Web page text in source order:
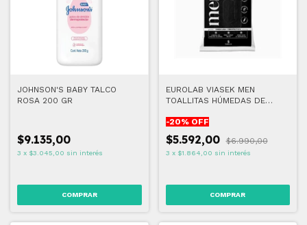
JOHNSON'S BABY TALCO
ROSA 200 GR
$9.135,00
3 x $3.045,00 sin interés
EUROLAB VIASEK MEN
TOALLITAS HÚMEDAS DE
-20% OFF
$5.592,00 $6.990,00
3 x $1.864,00 sin interés